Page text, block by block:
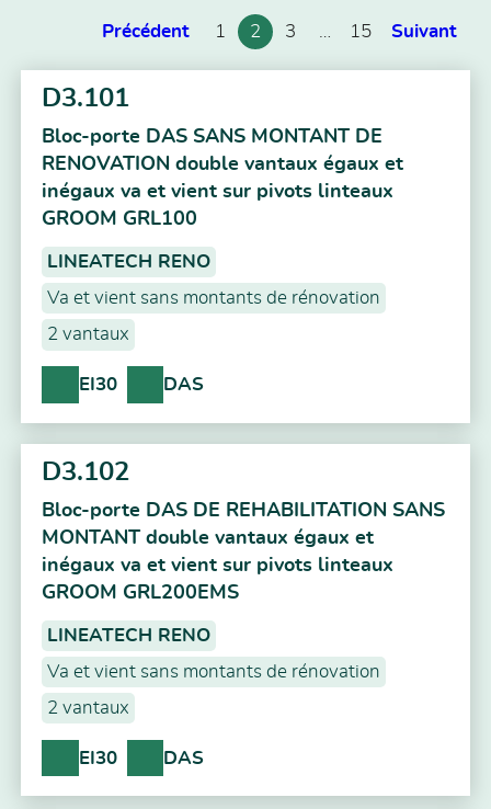
Précédent 1 2 3 15 Suivant
D3.101
Bloc-porte DAS SANS MONTANT DE
RENOVATION double vantaux égaux et
inégaux va et vient sur pivots linteaux
GROOM GRL100
LINEATECH RENO
Va et vient sans montants de rénovation
2 vantaux
EI30 DAS
D3.102
Bloc-porte DAS DE REHABILITATION SANS
MONTANT double vantaux égaux et
inégaux va et vient sur pivots linteaux
GROOM GRL200EMS
LINEATECH RENO
Va et vient sans montants de rénovation
2 vantaux
EI30 DAS